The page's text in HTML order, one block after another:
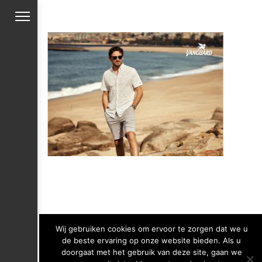
Wij gebruiken cookies om ervoor te zorgen dat we u
de beste ervaring op onze website bieden. Als u
doorgaat met het gebruik van deze site, gaan we